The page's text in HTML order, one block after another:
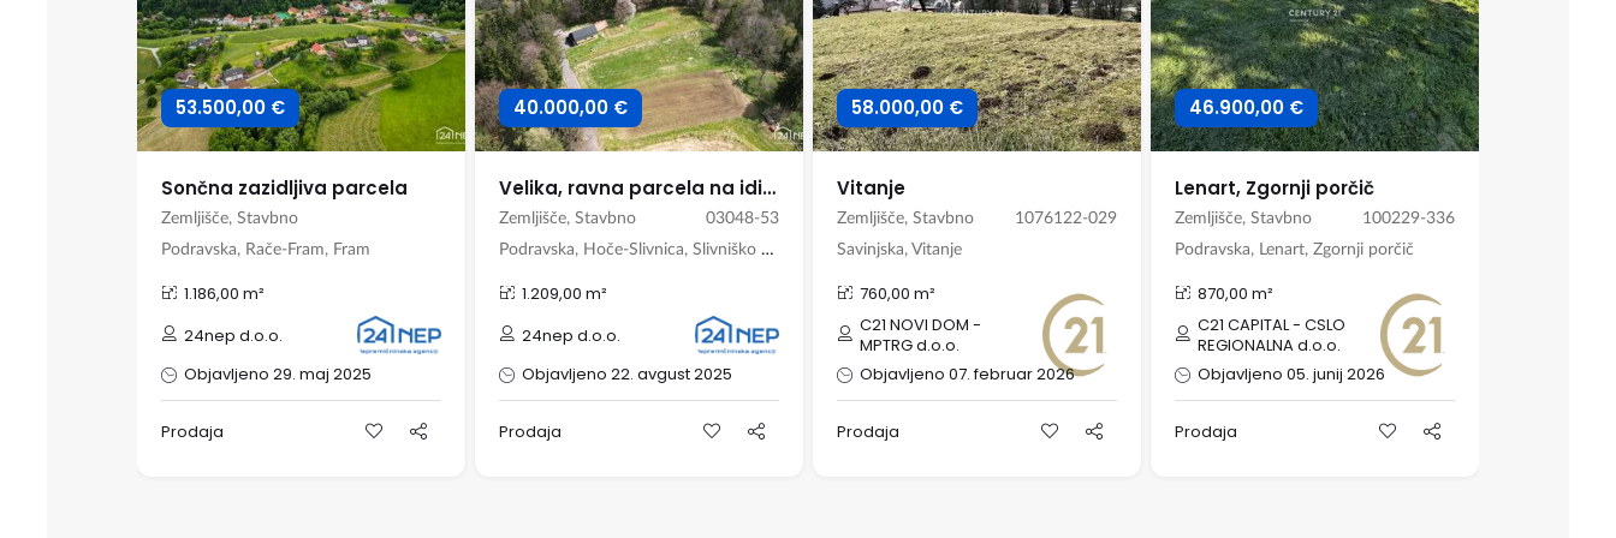
53.500,00 €
Sončna zazidljiva parcela
Zemljišče, Stavbno
Podravska, Rače-Fram, Fram
1.186,00 m²
24nep d.o.o.
Objavljeno 29. maj 2025
Prodaja
40.000,00 €
Velika, ravna parcela na idilični lokaciji Slivniškega Pohorja
Zemljišče, Stavbno
03048-53
Podravska, Hoče-Slivnica, Slivniško Pohorje
1.209,00 m²
24nep d.o.o.
Objavljeno 22. avgust 2025
Prodaja
58.000,00 €
Vitanje
Zemljišče, Stavbno
1076122-029
Savinjska, Vitanje
760,00 m²
C21 NOVI DOM -
MPTRG d.o.o.
Objavljeno 07. februar 2026
Prodaja
46.900,00 €
Lenart, Zgornji porčič
Zemljišče, Stavbno
100229-336
Podravska, Lenart, Zgornji porčič
870,00 m²
C21 CAPITAL - CSLO
REGIONALNA d.o.o.
Objavljeno 05. junij 2026
Prodaja